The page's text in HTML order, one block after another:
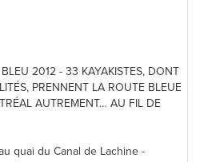
2012 - 33 KAYAKISTES, DONT
PRENNENT LA ROUTE BLEUE
AUTREMENT… AU FIL DE
quai du Canal de Lachine -